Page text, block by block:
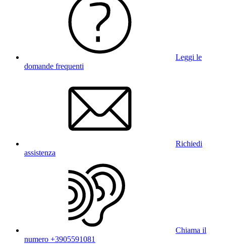
Leggi le
domande frequenti
Richiedi
assistenza
Chiama il
numero +3905591081